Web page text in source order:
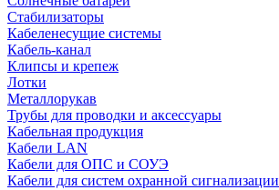
Стабилизаторы
Кабеленесущие системы
Кабель-канал
Клипсы и крепеж
Лотки
Металлорукав
Трубы для проводки и аксессуары
Кабельная продукция
Кабели LAN
Кабели для ОПС и СОУЭ
Кабели для систем охранной сигнализации